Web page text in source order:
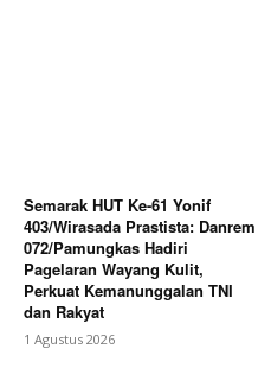
Semarak HUT Ke-61 Yonif
403/Wirasada Prastista: Danrem
072/Pamungkas Hadiri
Pagelaran Wayang Kulit,
Perkuat Kemanunggalan TNI
dan Rakyat
1 Agustus 2026